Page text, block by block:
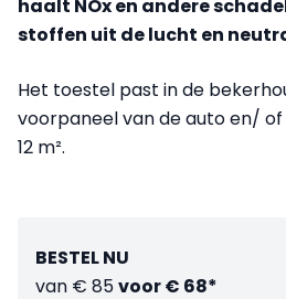
haalt NOx en andere
stoffen uit de lucht en
Het toestel past in de
voorpaneel van de auto en/
12 m².
BESTEL NU
van € 85voor € 68*